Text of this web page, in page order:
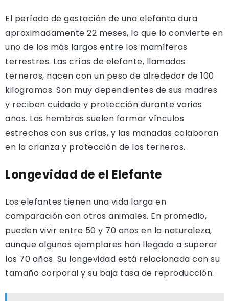
El período de gestación de una elefanta dura
aproximadamente 22 meses, lo que lo convierte en
uno de los más largos entre los mamíferos
terrestres. Las crías de elefante, llamadas
terneros, nacen con un peso de alrededor de 100
kilogramos. Son muy dependientes de sus madres
y reciben cuidado y protección durante varios
años. Las hembras suelen formar vínculos
estrechos con sus crías, y las manadas colaboran
en la crianza y protección de los terneros.
Longevidad de el Elefante
Los elefantes tienen una vida larga en
comparación con otros animales. En promedio,
pueden vivir entre 50 y 70 años en la naturaleza,
aunque algunos ejemplares han llegado a superar
los 70 años. Su longevidad está relacionada con su
tamaño corporal y su baja tasa de reproducción.